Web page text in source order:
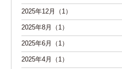
2025年12月（1）
2025年8月（1）
2025年6月（1）
2025年4月（1）